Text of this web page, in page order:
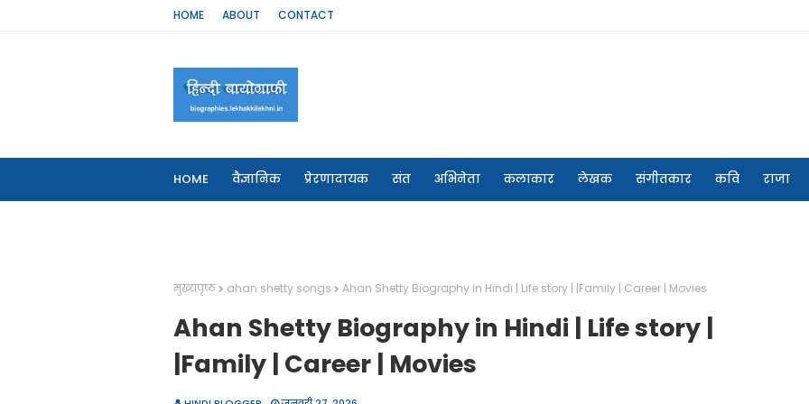
HOME ABOUT CONTACT
HOME वैज्ञानिक प्रेरणादायक संत अभिनेता कलाकार लेखक संगीतकार कवि राजा
मुख्यपृष्ठ ahan shetty songs Ahan Shetty Biography in Hindi | Life story | |Family | Career | Movies
Ahan Shetty Biography in Hindi | Life story |
|Family | Career | Movies